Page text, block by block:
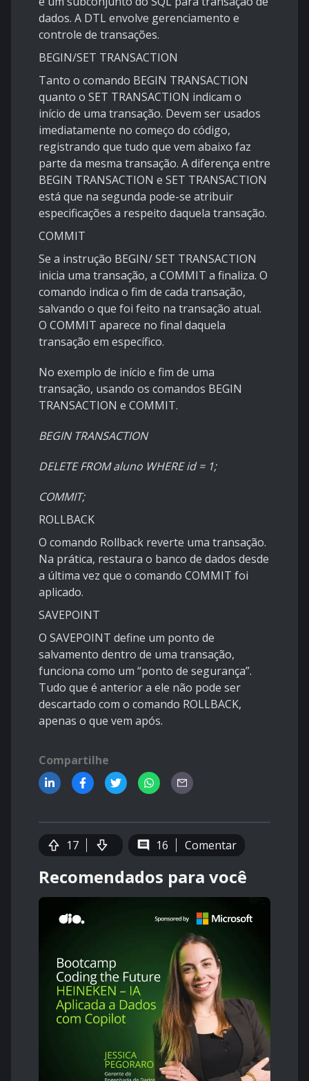
dados. A DTL envolve gerenciamento e
controle de transações.
BEGIN/SET TRANSACTION
Tanto o comando BEGIN TRANSACTION
quanto o SET TRANSACTION indicam o
início de uma transação. Devem ser usados
imediatamente no começo do código,
registrando que tudo que vem abaixo faz
parte da mesma transação. A diferença entre
BEGIN TRANSACTION e SET TRANSACTION
está que na segunda pode-se atribuir
especificações a respeito daquela transação.
COMMIT
Se a instrução BEGIN/ SET TRANSACTION
inicia uma transação, a COMMIT a finaliza. O
comando indica o fim de cada transação,
salvando o que foi feito na transação atual.
O COMMIT aparece no final daquela
transação em específico.
No exemplo de início e fim de uma
transação, usando os comandos BEGIN
TRANSACTION e COMMIT.
BEGIN TRANSACTION
DELETE FROM aluno WHERE id = 1;
COMMIT;
ROLLBACK
O comando Rollback reverte uma transação.
Na prática, restaura o banco de dados desde
a última vez que o comando COMMIT foi
aplicado.
SAVEPOINT
O SAVEPOINT define um ponto de
salvamento dentro de uma transação,
funciona como um “ponto de segurança”.
Tudo que é anterior a ele não pode ser
descartado com o comando ROLLBACK,
apenas o que vem após.
Compartilhe
17 16 Comentar
Recomendados para você